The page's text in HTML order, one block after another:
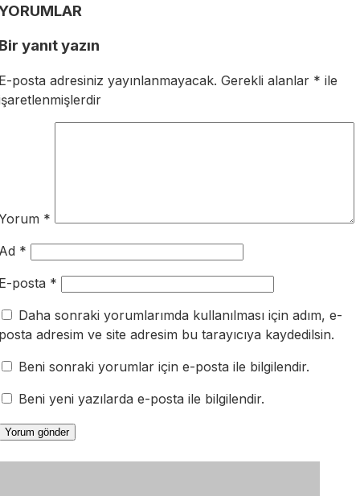
yanıt yazın
posta adresiniz yayınlanmayacak. Gerekli alanlar * ile
*
*
posta *
Daha sonraki yorumlarımda kullanılması için adım, e-
adresim ve site adresim bu tarayıcıya kaydedilsin.
Beni sonraki yorumlar için e-posta ile bilgilendir.
Beni yeni yazılarda e-posta ile bilgilendir.